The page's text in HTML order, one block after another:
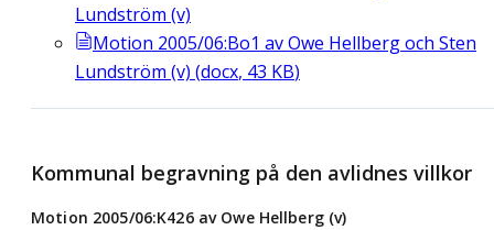
Lundström (v)
Motion 2005/06:Bo1 av Owe Hellberg och Sten
Lundström (v) (docx, 43 KB)
Kommunal begravning på den avlidnes villkor
Motion 2005/06:K426 av Owe Hellberg (v)